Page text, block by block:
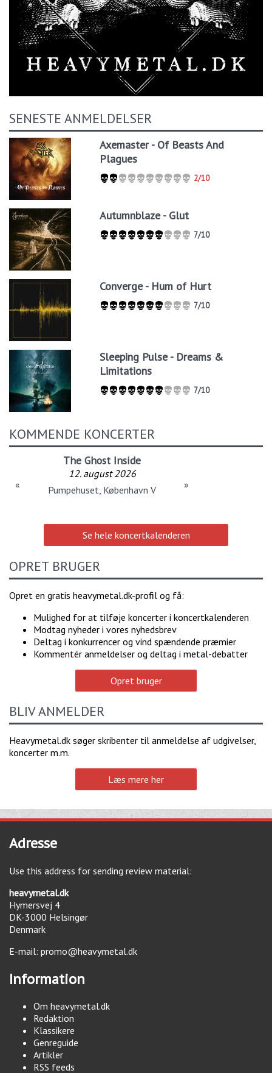
SENESTE ANMELDELSER
Axemaster - Of Beasts And
Plagues
2/10
Autumnblaze - Glut
7/10
Converge - Hum of Hurt
7/10
Sleeping Pulse - Dreams &
Limitations
7/10
KOMMENDE KONCERTER
The Ghost Inside
12. august 2026
Pumpehuset, København V
« »
Se hele koncertkalenderen
OPRET BRUGER
Opret en gratis heavymetal.dk-profil og få:
Mulighed for at tilføje koncerter i koncertkalenderen
Modtag nyheder i vores nyhedsbrev
Deltag i konkurrencer og vind spændende præmier
Kommentér anmeldelser og deltag i metal-debatter
Opret bruger
BLIV ANMELDER
Heavymetal.dk søger skribenter til anmeldelse af udgivelser,
koncerter m.m.
Læs mere her
Adresse
Use this address for sending review material:
heavymetal.dk
Hymersvej 4
DK-3000 Helsingør
Denmark
E-mail: promo@heavymetal.dk
Information
Om heavymetal.dk
Redaktion
Klassikere
Genreguide
Artikler
RSS feeds